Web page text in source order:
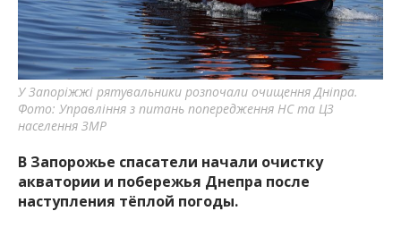
У Запоріжжі рятувальники розпочали очищення Дніпра.
Фото: Управління з питань попередження НС та ЦЗ
населення ЗМР
В Запорожье спасатели начали очистку
акватории и побережья Днепра после
наступления тёплой погоды.